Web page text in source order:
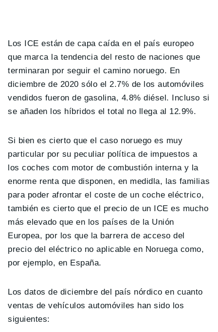
Los ICE están de capa caída en el país europeo
que marca la tendencia del resto de naciones que
terminaran por seguir el camino noruego. En
diciembre de 2020 sólo el 2.7% de los automóviles
vendidos fueron de gasolina, 4.8% diésel. Incluso si
se añaden los híbridos el total no llega al 12.9%.
Si bien es cierto que el caso noruego es muy
particular por su peculiar política de impuestos a
los coches com motor de combustión interna y la
enorme renta que disponen, en medidla, las familias
para poder afrontar el coste de un coche eléctrico,
también es cierto que el precio de un ICE es mucho
más elevado que en los países de la Unión
Europea, por los que la barrera de acceso del
precio del eléctrico no aplicable en Noruega como,
por ejemplo, en España.
Los datos de diciembre del país nórdico en cuanto
ventas de vehículos automóviles han sido los
siguientes: